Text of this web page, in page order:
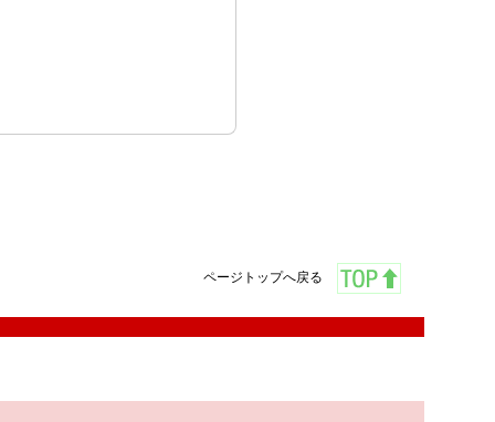
ページトップへ戻る